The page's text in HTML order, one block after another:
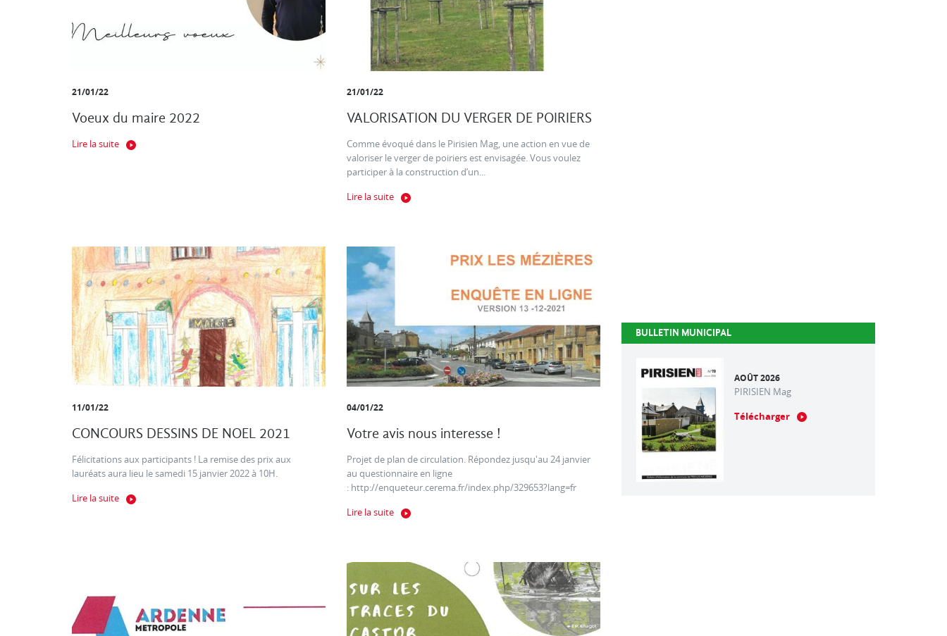
21/01/22
Voeux du maire 2022
Lire la suite
21/01/22
VALORISATION DU VERGER DE POIRIERS
Comme évoqué dans le Pirisien Mag, une action en vue de
valoriser le verger de poiriers est envisagée. Vous voulez
participer à la construction d’un...
Lire la suite
11/01/22
CONCOURS DESSINS DE NOEL 2021
Félicitations aux participants ! La remise des prix aux
lauréats aura lieu le samedi 15 janvier 2022 à 10H.
Lire la suite
04/01/22
Votre avis nous interesse !
Projet de plan de circulation. Répondez jusqu'au 24 janvier
au questionnaire en ligne
: http://enqueteur.cerema.fr/index.php/329653?lang=fr
Lire la suite
BULLETIN MUNICIPAL
AOÛT 2026
PIRISIEN Mag
Télécharger